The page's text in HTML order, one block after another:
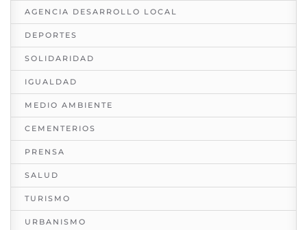
AGENCIA DESARROLLO LOCAL
DEPORTES
SOLIDARIDAD
IGUALDAD
MEDIO AMBIENTE
CEMENTERIOS
PRENSA
SALUD
TURISMO
URBANISMO